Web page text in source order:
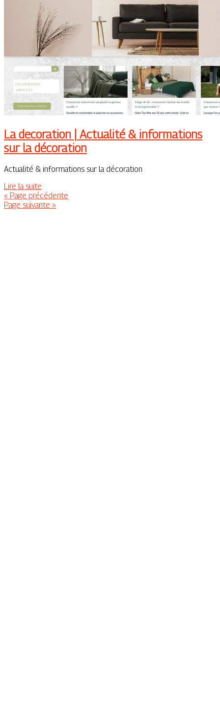
La decoration | Actualité & infor­ma­tions
sur la décoration
Actualité & informations sur la décoration
Lire la suite
« Page précédente
Page suivante »